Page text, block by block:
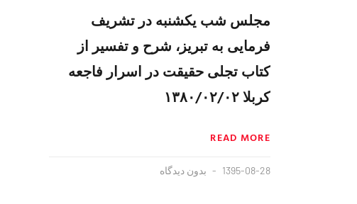
مجلس شب یکشنبه در تشریف
فرمایی به تبریز، شرح و تفسیر از
کتاب تجلی حقیقت در اسرار فاجعه
کربلا ۱۳۸۰/۰۲/۰۲
READ MORE
1395-08-28 بدون دیدگاه